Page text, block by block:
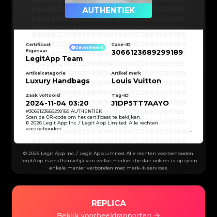
#3066123689299189#3066123689299189
#3066123689299189#3066123689299189
#3066123689299189#3066123689299189
#3066123689299189
#3066123689299189
#3066123689299189
#3066123689299189
#3066123689299189
#3066123689299189
#3066123689299189
#3066123689299189
#3066123689299189
#3066123689299189
#3066123689299189
#3066123689299189#3066123689299189
#3066123689299189#3066123689299189
#3066123689299189#3066123689299189
#3066123689299189#3066123689299189
#3066123689299189#3066123689299189
#3066123689299189#3066123689299189
#3066123689299189#3066123689299189
#3066123689299189#3066123689299189
#3066123689299189#3066123689299189
AUTHENTIEK
#3066123689299189
#3066123689299189
#3066123689299189
#3066123689299189
#3066123689299189
#3066123689299189
#3066123689299189
#3066123689299189
#3066123689299189
#3066123689299189
#3066123689299189
#3066123689299189
#3066123689299189
#3066123689299189
#3066123689299189#3066123689299189
#3066123689299189
#3066123689299189 #3066123689299189
#3066123689299189#3066123689299189
#3066123689299189#3066123689299189
#3066123689299189#3066123689299189
#3066123689299189#3066123689299189
Certificaat
Eigenaar
Geverifieerd
LegitApp Team
Case-ID
3066123689299189
Artikelcategorie
Luxury Handbags
Artikel merk
Louis Vuitton
Zaak voltooid
2024-11-04 03:20
Tag-ID
J1DP5TT7AAYO
#3066123689299189 AUTHENTIEK
Scan de QR-code om het certificaat te bekijken.
© 2026 Legit App Inc. / Legit App Limited. Alle rechten
voorbehouden.
© 2026 Legit App Inc. / Legit App Limited. Alle rechten voorbehouden.
LegitApp is onafhankelijk van welke merkrelatie dan ook en is op geen
enkele manier verbonden met merk-it-services.
REPLICA